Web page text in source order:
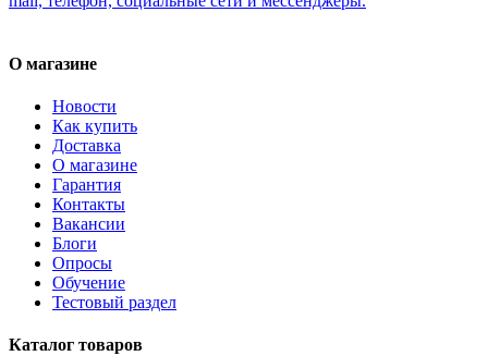
О магазине
Новости
Как купить
Доставка
О магазине
Гарантия
Контакты
Вакансии
Блоги
Опросы
Обучение
Тестовый раздел
Каталог товаров